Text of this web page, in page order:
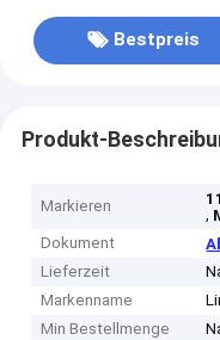
Bestpreis
Produkt-
Markieren
,
Dokument
Lieferzeit
Markenname
Min Bestellmenge